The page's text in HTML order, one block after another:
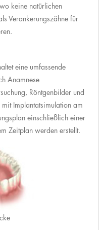
keine natürlichen
Verankerungszähne für
eine umfassende
Anamnese
Röntgenbilder und
Implantatsimulation am
einschließlich einer
Zeitplan werden erstellt.